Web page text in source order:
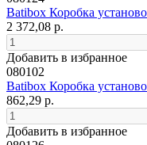
Batibox Коробка
2 372,08 р.
Добавить в избранное
080102
Batibox Коробка
862,29 р.
Добавить в избранное